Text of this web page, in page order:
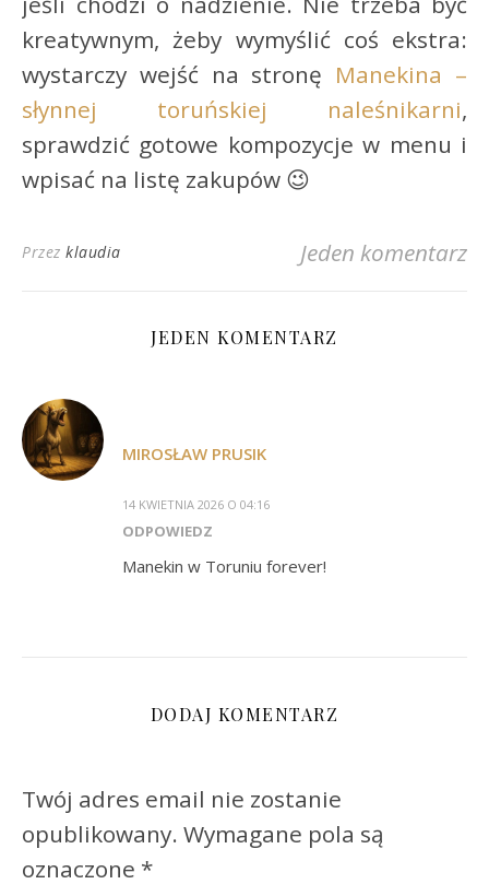
kreatywnym, żeby wymyślić coś ekstra:
wystarczy wejść na stronę Manekina –
słynnej toruńskiej naleśnikarni,
sprawdzić gotowe kompozycje w menu i
wpisać na listę zakupów 😉
Przez klaudia Jeden komentarz
JEDEN KOMENTARZ
MIROSŁAW PRUSIK
14 KWIETNIA 2026 O 04:16
ODPOWIEDZ
Manekin w Toruniu forever!
DODAJ KOMENTARZ
Twój adres email nie zostanie
opublikowany. Wymagane pola są
oznaczone *